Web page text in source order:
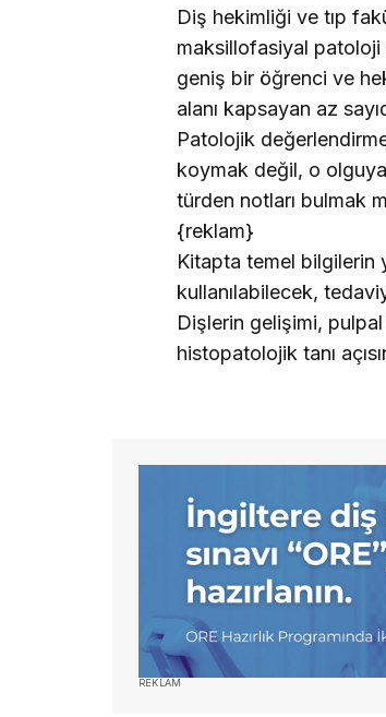
Diş hekimliği ve tıp
maksillofasiyal patoloji
geniş bir öğrenci ve
alanı kapsayan az
Patolojik
koymak değil, o olguya
türden notları bulmak
{reklam}
Kitapta temel bilgilerin
kullanılabilecek,
Dişlerin gelişimi,
histopatolojik tanı
REKLAM